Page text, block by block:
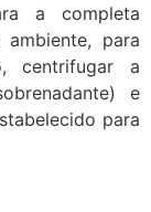
a completa
para
centrifugar a
e
para